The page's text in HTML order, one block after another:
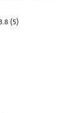
(5)